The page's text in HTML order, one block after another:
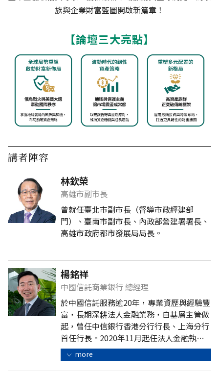
族與企業財富藍圖開啟新篇章！
【論壇三大亮點】
講者陣容
林欽榮
高雄市副市長
曾就任臺北市副市長（督導市政經建部
門）、臺南市副市長、內政部營建署署長、
高雄市政府都市發展局局長。
楊銘祥
中國信託商業銀行 總經理
於中國信託服務逾20年，專業資歷與經驗豐
富，長期深耕法人金融業務，自基層主管做
起，曾任中信銀行香港分行行長、上海分行
首任行長。2020年11月起任法人金融執行
長，率領法人金融團隊創下亮眼佳績，成功
打造國內及海外之法人金融業務良好基石。
more